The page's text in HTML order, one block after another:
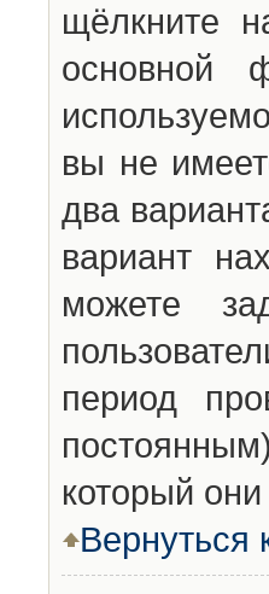
щёлкните
основной
вы не
два
вариант
можете
период
который
Вернуться